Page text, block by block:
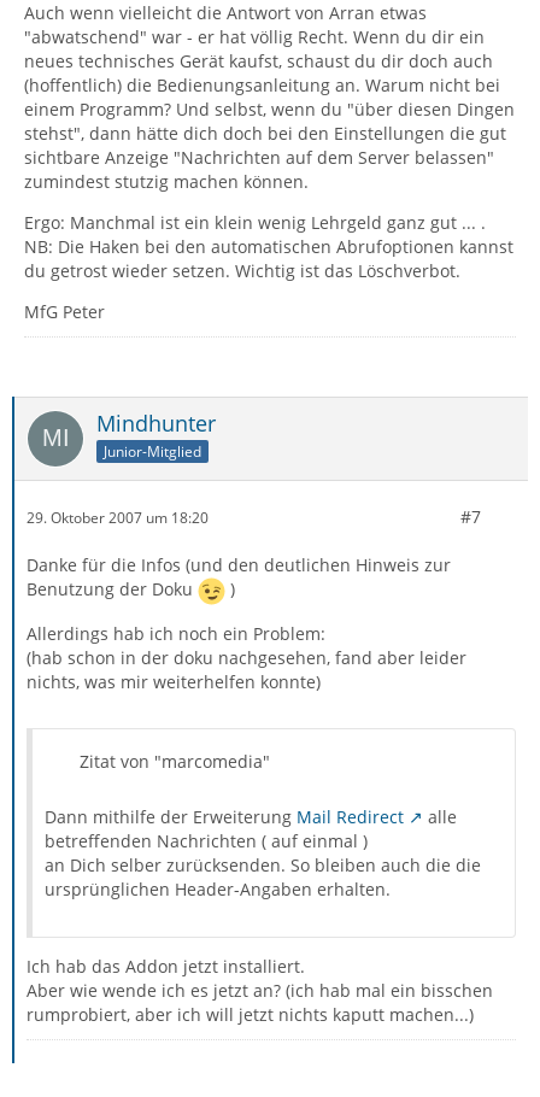
Auch wenn vielleicht die Antwort von Arran etwas
"abwatschend" war - er hat völlig Recht. Wenn du dir ein
neues technisches Gerät kaufst, schaust du dir doch auch
(hoffentlich) die Bedienungsanleitung an. Warum nicht bei
einem Programm? Und selbst, wenn du "über diesen Dingen
stehst", dann hätte dich doch bei den Einstellungen die gut
sichtbare Anzeige "Nachrichten auf dem Server belassen"
zumindest stutzig machen können.
Ergo: Manchmal ist ein klein wenig Lehrgeld ganz gut ... .
NB: Die Haken bei den automatischen Abrufoptionen kannst
du getrost wieder setzen. Wichtig ist das Löschverbot.
MfG Peter
Mindhunter
Junior-Mitglied
29. Oktober 2007 um 18:20 #7
Danke für die Infos (und den deutlichen Hinweis zur
Benutzung der Doku
)
Allerdings hab ich noch ein Problem:
(hab schon in der doku nachgesehen, fand aber leider
nichts, was mir weiterhelfen konnte)
Zitat von "marcomedia"
Dann mithilfe der Erweiterung Mail Redirect
alle
betreffenden Nachrichten ( auf einmal )
an Dich selber zurücksenden. So bleiben auch die die
ursprünglichen Header-Angaben erhalten.
Ich hab das Addon jetzt installiert.
Aber wie wende ich es jetzt an? (ich hab mal ein bisschen
rumprobiert, aber ich will jetzt nichts kaputt machen...)